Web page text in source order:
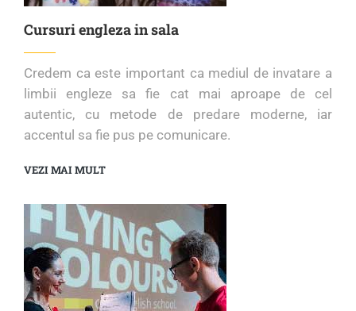
Cursuri engleza in sala
Credem ca este important ca mediul de invatare a
limbii engleze sa fie cat mai aproape de cel
autentic, cu metode de predare moderne, iar
accentul sa fie pus pe comunicare.
VEZI MAI MULT